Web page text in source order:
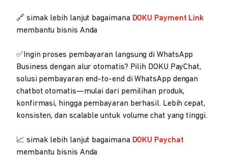
🔗 simak lebih lanjut bagaimana DOKU Payment Link
membantu bisnis Anda
✅Ingin proses pembayaran langsung di WhatsApp
Business dengan alur otomatis? Pilih DOKU PayChat,
solusi pembayaran end-to-end di WhatsApp dengan
chatbot otomatis—mulai dari pemilihan produk,
konfirmasi, hingga pembayaran berhasil. Lebih cepat,
konsisten, dan scalable untuk volume chat yang tinggi.
📈 simak lebih lanjut bagaimana DOKU Paychat
membantu bisnis Anda